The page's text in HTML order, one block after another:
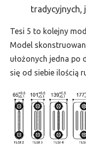
-
tradycyjnych,
Tesi 5 to kolejny
Model
ułożonych jedna po
się od siebie ilością